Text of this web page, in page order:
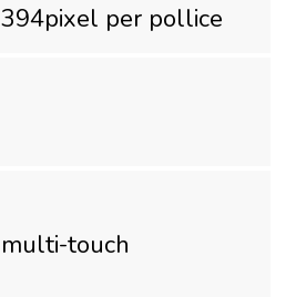
394pixel per pollice
multi-touch